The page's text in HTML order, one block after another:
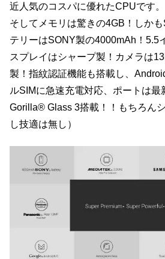
近人気のコスパに優れたCPUです。
そしてメモリは驚きの4GB！しか
テリーはSONY製の4000mAh！5.5
スプレイはシャープ製！カメラは
製！指紋認証機能も搭載し、
ルSIMに急速充電対応、ポートは最
Gorilla® Glass 3搭載！！もちろん
し技適は無し）